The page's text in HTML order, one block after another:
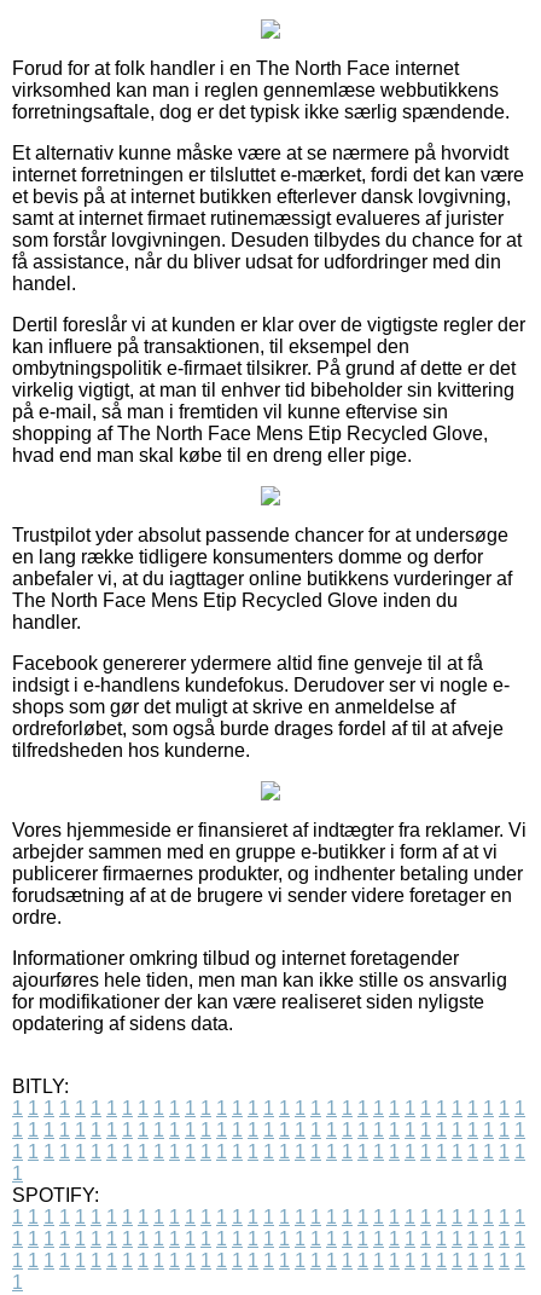
Forud for at folk handler i en The North Face internet
virksomhed kan man i reglen gennemlæse webbutikkens
forretningsaftale, dog er det typisk ikke særlig spændende.
Et alternativ kunne måske være at se nærmere på hvorvidt
internet forretningen er tilsluttet e-mærket, fordi det kan være
et bevis på at internet butikken efterlever dansk lovgivning,
samt at internet firmaet rutinemæssigt evalueres af jurister
som forstår lovgivningen. Desuden tilbydes du chance for at
få assistance, når du bliver udsat for udfordringer med din
handel.
Dertil foreslår vi at kunden er klar over de vigtigste regler der
kan influere på transaktionen, til eksempel den
ombytningspolitik e-firmaet tilsikrer. På grund af dette er det
virkelig vigtigt, at man til enhver tid bibeholder sin kvittering
på e-mail, så man i fremtiden vil kunne eftervise sin
shopping af The North Face Mens Etip Recycled Glove,
hvad end man skal købe til en dreng eller pige.
Trustpilot yder absolut passende chancer for at undersøge
en lang række tidligere konsumenters domme og derfor
anbefaler vi, at du iagttager online butikkens vurderinger af
The North Face Mens Etip Recycled Glove inden du
handler.
Facebook genererer ydermere altid fine genveje til at få
indsigt i e-handlens kundefokus. Derudover ser vi nogle e-
shops som gør det muligt at skrive en anmeldelse af
ordreforløbet, som også burde drages fordel af til at afveje
tilfredsheden hos kunderne.
Vores hjemmeside er finansieret af indtægter fra reklamer. Vi
arbejder sammen med en gruppe e-butikker i form af at vi
publicerer firmaernes produkter, og indhenter betaling under
forudsætning af at de brugere vi sender videre foretager en
ordre.
Informationer omkring tilbud og internet foretagender
ajourføres hele tiden, men man kan ikke stille os ansvarlig
for modifikationer der kan være realiseret siden nyligste
opdatering af sidens data.
BITLY:
1 1 1 1 1 1 1 1 1 1 1 1 1 1 1 1 1 1 1 1 1 1 1 1 1 1 1 1 1 1 1 1 1
1 1 1 1 1 1 1 1 1 1 1 1 1 1 1 1 1 1 1 1 1 1 1 1 1 1 1 1 1 1 1 1 1
1 1 1 1 1 1 1 1 1 1 1 1 1 1 1 1 1 1 1 1 1 1 1 1 1 1 1 1 1 1 1 1 1
1
SPOTIFY:
1 1 1 1 1 1 1 1 1 1 1 1 1 1 1 1 1 1 1 1 1 1 1 1 1 1 1 1 1 1 1 1 1
1 1 1 1 1 1 1 1 1 1 1 1 1 1 1 1 1 1 1 1 1 1 1 1 1 1 1 1 1 1 1 1 1
1 1 1 1 1 1 1 1 1 1 1 1 1 1 1 1 1 1 1 1 1 1 1 1 1 1 1 1 1 1 1 1 1
1